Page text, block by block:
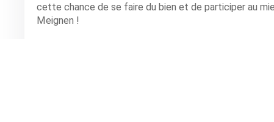
cette chance de se faire du bien et de participer au
Meignen !